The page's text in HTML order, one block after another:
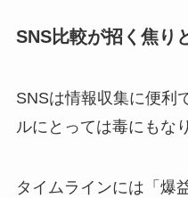
SNS比較が招く焦り
SNSは情報収集に便利
ルにとっては毒にもな
タイムラインには「爆